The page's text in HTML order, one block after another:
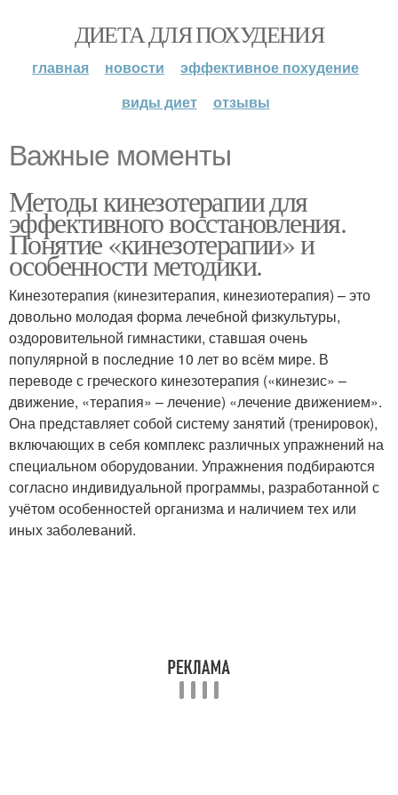
ДИЕТА ДЛЯ ПОХУДЕНИЯ
главная новости
эффективное похудение
виды диет
отзывы
Важные моменты
Методы кинезотерапии для
эффективного восстановления.
Понятие «кинезотерапии» и
особенности методики.
Кинезотерапия (кинезитерапия, кинезиотерапия) – это
довольно молодая форма лечебной физкультуры,
оздоровительной гимнастики, ставшая очень
популярной в последние 10 лет во всём мире. В
переводе с греческого кинезотерапия («кинезис» –
движение, «терапия» – лечение) «лечение движением».
Она представляет собой систему занятий (тренировок),
включающих в себя комплекс различных упражнений на
специальном оборудовании. Упражнения подбираются
согласно индивидуальной программы, разработанной с
учётом особенностей организма и наличием тех или
иных заболеваний.